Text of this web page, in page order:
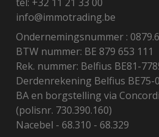
info@immotrading.be
Ondernemingsnummer :
BTW nummer: BE 879 653 111
Rek. nummer: Belfius BE81-
Derdenrekening Belfius BE75-
BA en borgstelling via
(polisnr. 730.390.160)
Nacebel - 68.310 - 68.329